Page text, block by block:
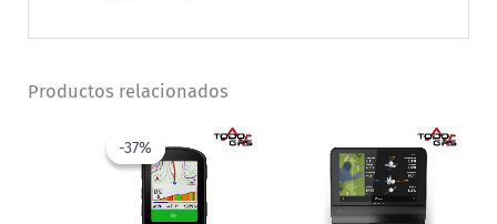
Productos relacionados
-37%
-37%